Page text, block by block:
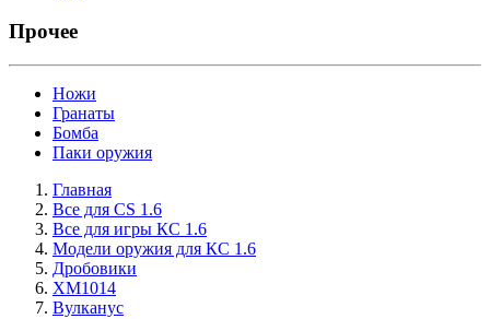
Прочее
Ножи
Гранаты
Бомба
Паки оружия
Главная
Все для CS 1.6
Все для игры КС 1.6
Модели оружия для КС 1.6
Дробовики
XM1014
Вулканус